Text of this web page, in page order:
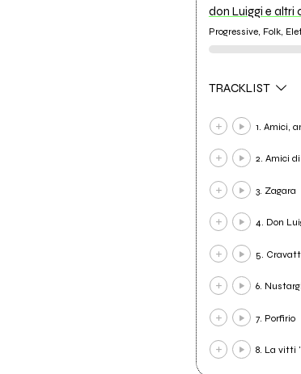
don Luiggi e altri
Progressive, Folk,
TRACKLIST
1. Amici,
2. Amici
3. Zagara
4. Don
5.
6.
7. Porfirio
8. La vitti